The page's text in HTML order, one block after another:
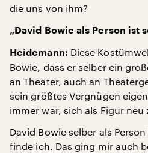
die uns von ihm?
„David Bowie als Person ist
Heidemann: Diese
Bowie, dass er selber ein
an Theater, auch an
sein größtes Vergnügen
immer war, sich als Figur neu
David Bowie selber als
finde ich. Das ging mir auch